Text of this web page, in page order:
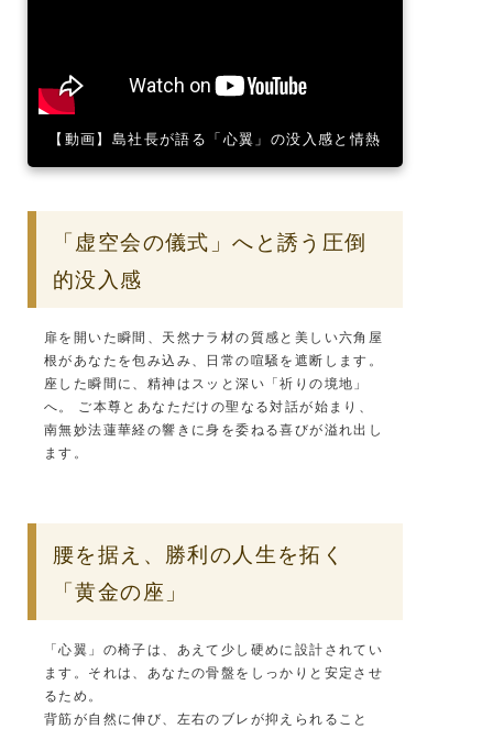
【動画】島社長が語る「心翼」の没入感と情熱
「虚空会の儀式」へと誘う圧倒
的没入感
扉を開いた瞬間、天然ナラ材の質感と美しい六角屋
根があなたを包み込み、日常の喧騒を遮断します。
座した瞬間に、精神はスッと深い「祈りの境地」
へ。 ご本尊とあなただけの聖なる対話が始まり、
南無妙法蓮華経の響きに身を委ねる喜びが溢れ出し
ます。
腰を据え、勝利の人生を拓く
「黄金の座」
「心翼」の椅子は、あえて少し硬めに設計されてい
ます。それは、あなたの骨盤をしっかりと安定させ
るため。
背筋が自然に伸び、左右のブレが抑えられること